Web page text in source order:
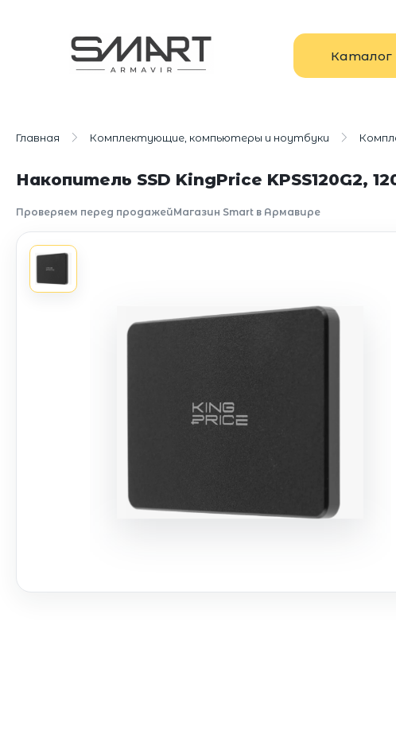
Каталог
Главная Комплектующие, компьютеры и ноутбуки
Накопитель SSD KingPrice KPSS120G2,
Проверяем перед продажейМагазин Smart в Армавире